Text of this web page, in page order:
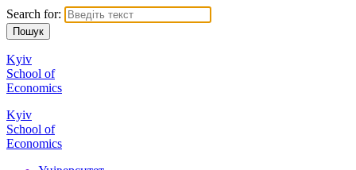
Search for:
Kyiv
School of
Economics
Kyiv
School of
Economics